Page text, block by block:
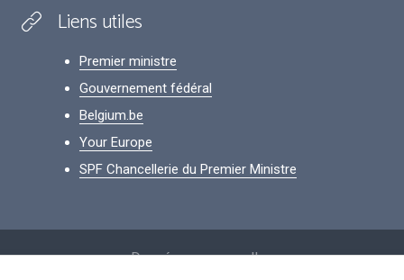
Liens utiles
Premier ministre
Gouvernement fédéral
Belgium.be
Your Europe
SPF Chancellerie du Premier Ministre
Données personnelles